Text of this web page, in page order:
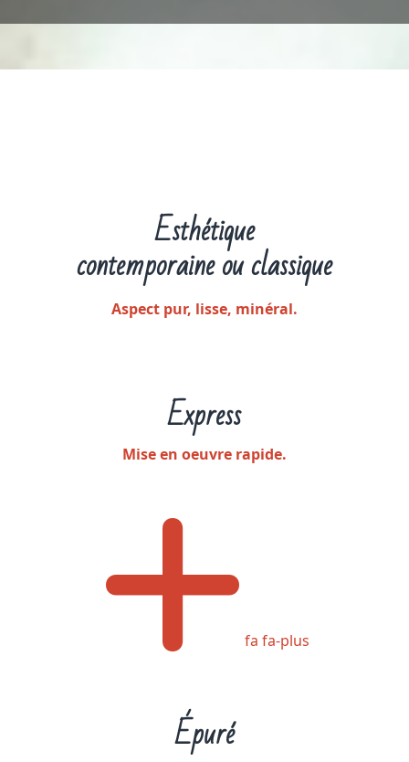
Esthétique
contemporaine ou classique
Aspect pur, lisse, minéral.
Express
Mise en oeuvre rapide.
fa fa-plus
Épuré